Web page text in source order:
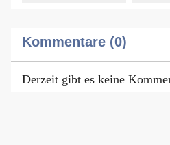
Kommentare (0)
Derzeit gibt es keine